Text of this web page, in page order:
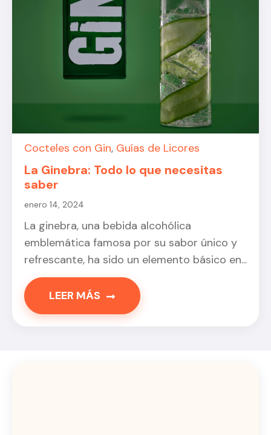
Cocteles con Gin, Guías de Licores
La Ginebra: Todo lo que necesitas
saber
enero 14, 2024
La ginebra, una bebida alcohólica
emblemática famosa por su sabor único y
refrescante, ha sido un elemento básico en...
LEER MÁS